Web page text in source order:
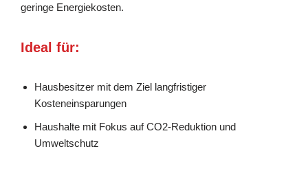
geringe Energiekosten.
Ideal für:
Hausbesitzer mit dem Ziel langfristiger
Kosteneinsparungen
Haushalte mit Fokus auf CO2-Reduktion und
Umweltschutz